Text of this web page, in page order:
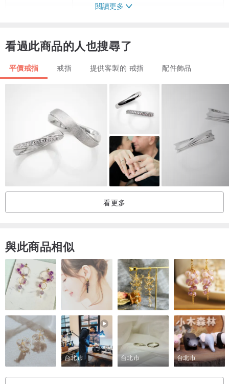
14.1
#8 15.3
#9 15.7 49.3
#12 17.4 54.6
#13 17.8 55.9
19.0
#18 20.0 62.8
#19 20.5 64.4
最百搭就是他( ੭❛◡❛)੭
不規則的表面是亮點，簡約又時髦的effortless chic.ᐟ
指節戒的效果也很顯手細，最喜歡不同尺寸一起疊戴
閱讀更多
看過此商品的人也搜尋了
平價戒指 戒指 提供客製的 戒指 配件飾品
看更多
與此商品相似
台北市 台北市 台北市